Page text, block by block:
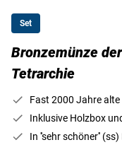
Set
Bronzemünze
Tetrarchie
Fast 2000 Jahre
Inklusive Holzbox
In ''sehr schöner''